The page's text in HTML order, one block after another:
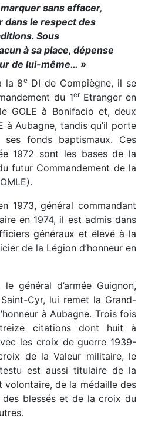
sans effacer,
dans le respect des
Sous
à sa place, dépense
de lui-même… »
la 8eDI de Compiègne, il se
du 1erEtranger en
GOLE à Bonifacio et, deux
à Aubagne, tandis qu’il porte
ses fonds baptismaux. Ces
1972 sont les bases de la
futur Commandement de la
1973, général commandant
en 1974, il est admis dans
généraux et élevé à la
de la Légion d’honneur en
général d’armée Guignon,
Cyr, lui remet la Grand-
à Aubagne. Trois fois
citations dont huit à
les croix de guerre 1939-
de la Valeur militaire, le
est aussi titulaire de la
de la médaille des
des blessés et de la croix du